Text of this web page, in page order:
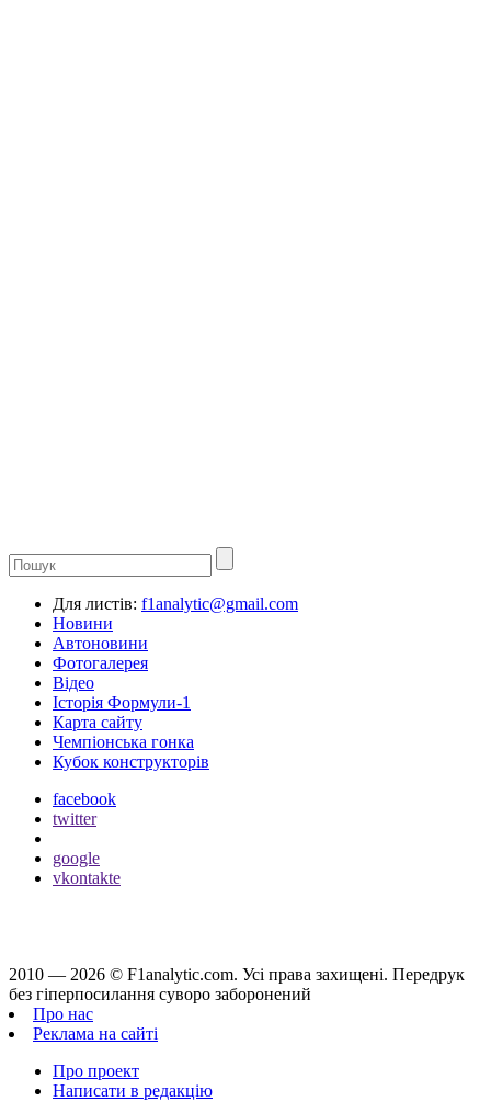
Для листів: f1analytic@gmail.com
Новини
Автоновини
Фотогалерея
Відео
Історія Формули-1
Карта сайту
Чемпіонська гонка
Кубок конструкторів
facebook
twitter
google
vkontakte
2010 — 2026 © F1analytic.com. Усi права захищенi. Передрук
без гіперпосилання суворо заборонений
Про нас
Реклама на сайті
Про проект
Написати в редакцію